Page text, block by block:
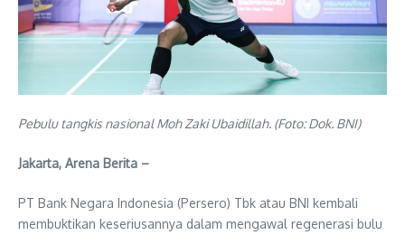
Pebulu tangkis nasional Moh Zaki Ubaidillah. (Foto: Dok. BNI)
Jakarta, Arena Berita –
PT Bank Negara Indonesia (Persero) Tbk atau BNI kembali
membuktikan keseriusannya dalam mengawal regenerasi bulu